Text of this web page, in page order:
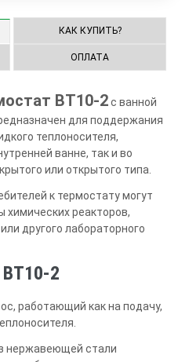
КАК КУПИТЬ?
ОПЛАТА
ВТ10-2с ванной
для поддержания
теплоносителя,
ванне, так и во
или открытого типа.
к термостату могут
реакторов,
другого лабораторного
2
работающий как на подачу,
нержавеющей стали